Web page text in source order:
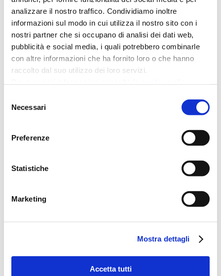
analizzare il nostro traffico. Condividiamo inoltre
informazioni sul modo in cui utilizza il nostro sito con i
nostri partner che si occupano di analisi dei dati web,
pubblicità e social media, i quali potrebbero combinarle
con altre informazioni che ha fornito loro o che hanno
raccolto dal suo utilizzo dei loro servizi.
delNecessari
Preferenze
Statistiche
Marketing
Mostra dettagli
Accetta tutti
mediazione creditizia mikeferry
milano modena mutui
prestiti
Roma
Palermo
Convention 2026: “ONE. Una Rete,
un Traguardo, una Visione” Auxilia